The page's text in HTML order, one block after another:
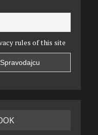
rules of this site